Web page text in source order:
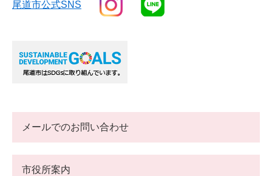
尾道市公式SNS
メールでのお問い合わせ
市役所案内